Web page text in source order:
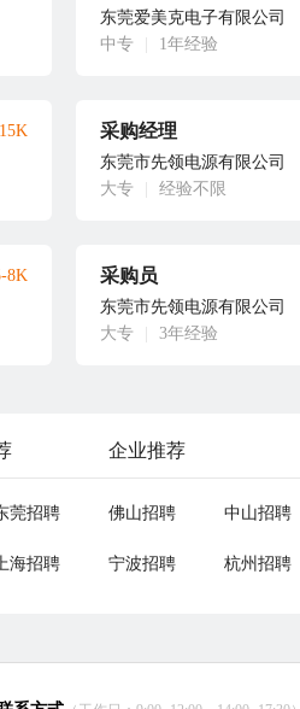
东莞爱美克电子有限公司
中专
1年经验
采购经理
东莞市先领电源有限公司
大专
经验不限
8K 采购员
东莞市先领电源有限公司
大专
3年经验
企业推荐
莞招聘 佛山招聘 中山招聘
海招聘 宁波招聘 杭州招聘